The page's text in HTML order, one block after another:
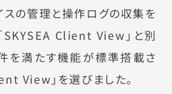
の管理と操作ログの収集を
SKYSEA Client View」と別
を満たす機能が標準搭載さ
View」を選びました。